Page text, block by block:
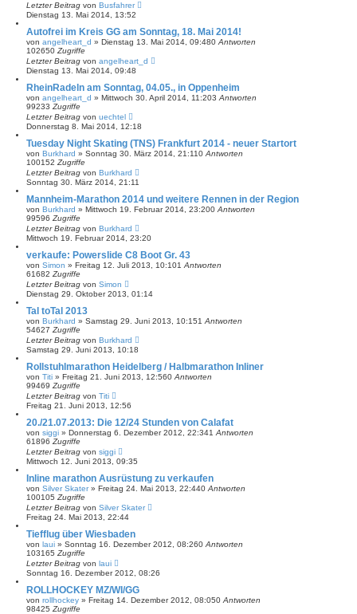
Letzter Beitrag von Busfahrer
Dienstag 13. Mai 2014, 13:52
Autofrei im Kreis GG am Sonntag, 18. Mai 2014!
von angelheart_d » Dienstag 13. Mai 2014, 09:480 Antworten
102650 Zugriffe
Letzter Beitrag von angelheart_d
Dienstag 13. Mai 2014, 09:48
RheinRadeln am Sonntag, 04.05., in Oppenheim
von angelheart_d » Mittwoch 30. April 2014, 11:203 Antworten
99233 Zugriffe
Letzter Beitrag von uechtel
Donnerstag 8. Mai 2014, 12:18
Tuesday Night Skating (TNS) Frankfurt 2014 - neuer Startort
von Burkhard » Sonntag 30. März 2014, 21:110 Antworten
100152 Zugriffe
Letzter Beitrag von Burkhard
Sonntag 30. März 2014, 21:11
Mannheim-Marathon 2014 und weitere Rennen in der Region
von Burkhard » Mittwoch 19. Februar 2014, 23:200 Antworten
99596 Zugriffe
Letzter Beitrag von Burkhard
Mittwoch 19. Februar 2014, 23:20
verkaufe: Powerslide C8 Boot Gr. 43
von Simon » Freitag 12. Juli 2013, 10:101 Antworten
61682 Zugriffe
Letzter Beitrag von Simon
Dienstag 29. Oktober 2013, 01:14
Tal toTal 2013
von Burkhard » Samstag 29. Juni 2013, 10:151 Antworten
54627 Zugriffe
Letzter Beitrag von Burkhard
Samstag 29. Juni 2013, 10:18
Rollstuhlmarathon Heidelberg / Halbmarathon Inliner
von Titi » Freitag 21. Juni 2013, 12:560 Antworten
99469 Zugriffe
Letzter Beitrag von Titi
Freitag 21. Juni 2013, 12:56
20./21.07.2013: Die 12/24 Stunden von Calafat
von siggi » Donnerstag 6. Dezember 2012, 22:341 Antworten
61896 Zugriffe
Letzter Beitrag von siggi
Mittwoch 12. Juni 2013, 09:35
Inline marathon Ausrüstung zu verkaufen
von Silver Skater» Freitag 24. Mai 2013, 22:440 Antworten
100105 Zugriffe
Letzter Beitrag von Silver Skater
Freitag 24. Mai 2013, 22:44
Tiefflug über Wiesbaden
von laui » Sonntag 16. Dezember 2012, 08:260 Antworten
103165 Zugriffe
Letzter Beitrag von laui
Sonntag 16. Dezember 2012, 08:26
ROLLHOCKEY MZ/WI/GG
von rollhockey » Freitag 14. Dezember 2012, 08:050 Antworten
98425 Zugriffe